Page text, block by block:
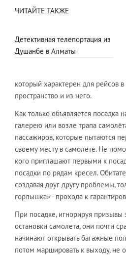
ЧИТАЙТЕ ТАКЖЕ
Детективная телепортация из
Душанбе в Алматы
который характерен для рейсов в
пространство и из него.
Как только объявляется посадка
галерею или возле трапа
пассажиров, которые пытаются
своему месту в самолёте. Не
кого приглашают первыми к
посадки по рядам кресел.
создавая друг другу проблемы,
горлышка» - прохода к
При посадке, игнорируя призывы
остановки самолета, они почти
начинают открывать багажные
потом маршировать к выходу, не